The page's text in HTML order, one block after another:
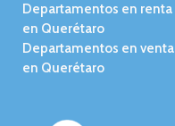
Departamentos en renta
en Querétaro
Departamentos en venta
en Querétaro